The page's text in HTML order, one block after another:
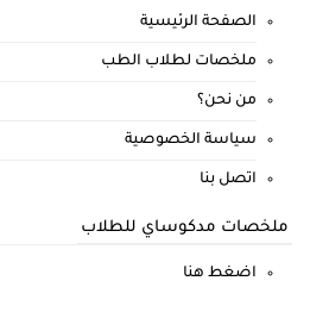
الصفحة الرئيسية
ملخصات لطلاب الطب
من نحن؟
سياسة الخصوصية
اتصل بنا
ملخصات مدكوساي للطلاب
اضغط هنا